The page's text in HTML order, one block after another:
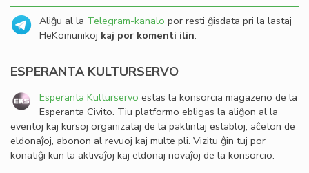
Aliĝu al la Telegram-kanalo por resti ĝisdata pri la lastaj
HeKomunikoj kaj por komenti ilin.
ESPERANTA KULTURSERVO
Esperanta Kulturservo estas la konsorcia magazeno de la
Esperanta Civito. Tiu platformo ebligas la aliĝon al la
eventoj kaj kursoj organizataj de la paktintaj establoj, aĉeton de
eldonaĵoj, abonon al revuoj kaj multe pli. Vizitu ĝin tuj por
konatiĝi kun la aktivaĵoj kaj eldonaj novaĵoj de la konsorcio.